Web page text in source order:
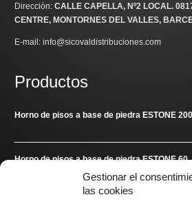
Gestionar el
las cookies
Dirección:CALLE CAPELLA, Nº2 LOCAL.
CENTRE, MONTORNES DEL VALLES,
E-mail: info@sicovaldistribuciones.com
Productos
Horno de pisos a base de piedra ESTONE 200
Horno de pisos a base de piedra ESTONE 60